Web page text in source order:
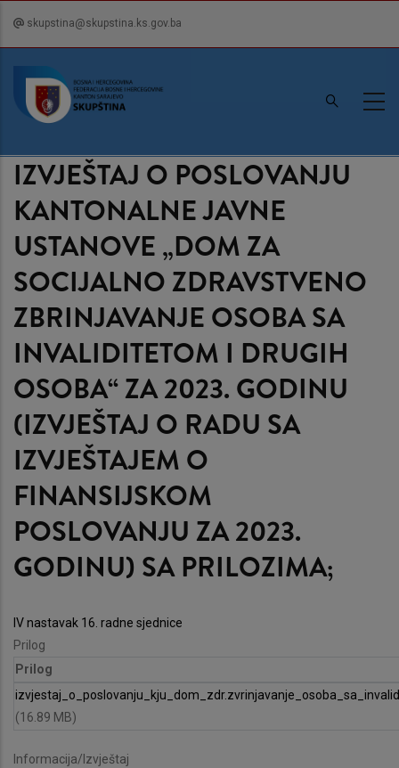
content
skupstina@skupstina.ks.gov.ba
IZVJEŠTAJ O POSLOVANJU
KANTONALNE JAVNE
USTANOVE „DOM ZA
SOCIJALNO ZDRAVSTVENO
ZBRINJAVANJE OSOBA SA
INVALIDITETOM I DRUGIH
OSOBA“ ZA 2023. GODINU
(IZVJEŠTAJ O RADU SA
IZVJEŠTAJEM O
FINANSIJSKOM
POSLOVANJU ZA 2023.
GODINU) SA PRILOZIMA;
IV nastavak 16. radne sjednice
Prilog
Prilog
(16.89 MB)
Informacija/Izvještaj